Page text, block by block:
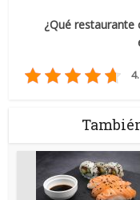
¿Qué restaurante